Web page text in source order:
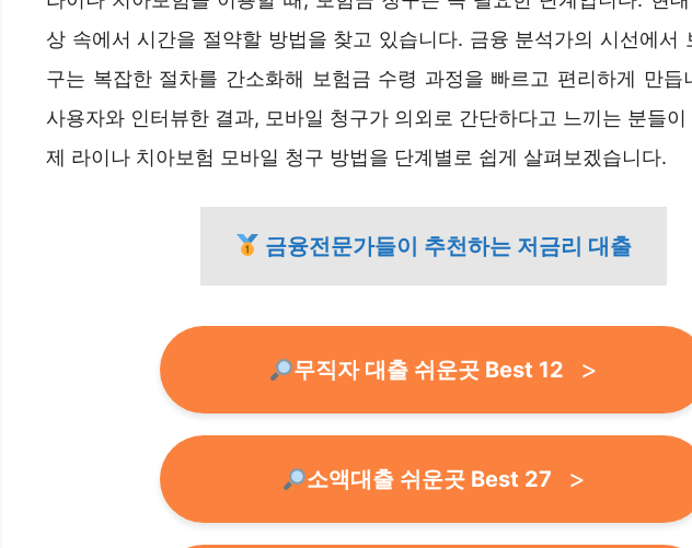
상 속에서 시간을 절약할 방법을 찾고 있습니다. 금융 분석가의 시선에서
구는 복잡한 절차를 간소화해 보험금 수령 과정을 빠르고 편리하게 만듭
사용자와 인터뷰한 결과, 모바일 청구가 의외로 간단하다고 느끼는 분들이
제 라이나 치아보험 모바일 청구 방법을 단계별로 쉽게 살펴보겠습니다.
금융전문가들이 추천하는 저금리 대출
무직자 대출 쉬운곳 Best 12
소액대출 쉬운곳 Best 27